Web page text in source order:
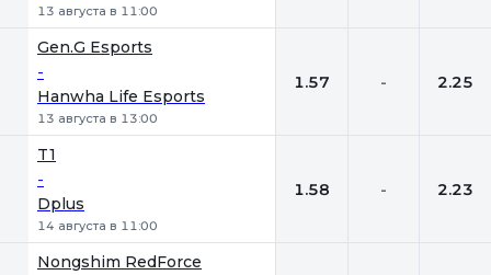
13 августа в 11:00
Gen.G Esports
-
Hanwha Life Esports
13 августа в 13:00
1.57 - 2.25
T1
-
Dplus
14 августа в 11:00
1.58 - 2.23
Nongshim RedForce